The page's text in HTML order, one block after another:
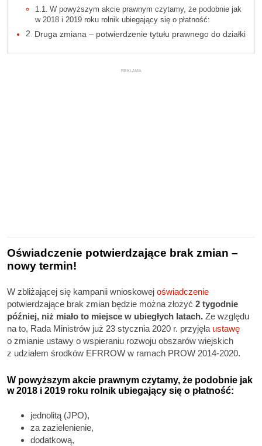
W powyższym akcie prawnym czytamy, że podobnie jak
w 2018 i 2019 roku rolnik ubiegający się o płatność:
Druga zmiana – potwierdzenie tytułu prawnego do działki
REKLAMA
Oświadczenie potwierdzające brak zmian –
nowy termin!
W zbliżającej się kampanii wnioskowej oświadczenie
potwierdzające brak zmian będzie można złożyć 2 tygodnie
później, niż miało to miejsce w ubiegłych latach. Ze względu
na to, Rada Ministrów już 23 stycznia 2020 r. przyjęła ustawę
o zmianie ustawy o wspieraniu rozwoju obszarów wiejskich
z udziałem środków EFRROW w ramach PROW 2014-2020.
W powyższym akcie prawnym czytamy, że podobnie jak
w 2018 i 2019 roku rolnik ubiegający się o płatność:
jednolitą (JPO),
za zazielenienie,
dodatkową,